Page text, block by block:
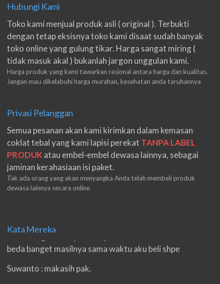
Hubungi Kami
Toko kami menjual produk asli ( original ). Terbukti
dengan tetap eksisnya toko kami disaat sudah banyak
toko online yang gulung tikar. Harga sangat miring (
tidak masuk akal ) bukanlah jargon unggulan kami.
Harga produk yang kami tawarkan rasional antara harga dan kualitas.
Jangan mau dikelabuhi harga murahan, kesehatan anda taruhannya
Privasi Pelanggan
Semua pesanan akan kami kirimkan dalam kemasan
coklat tebal yang kami lapisi perekat TANPA LABEL
PRODUKatau embel-embel dewasa lainnya, sebagai
jaminan kerahasiaan isi paket.
Tak ada orang yang akan menyangka Anda telah membeli produk
dewasa lainnya secara online
Kata Mereka
ketimbang marketplace, tapi disini beneran ori.
Suwanto : makasih pak.
ilham : privasi aman banget, bungkus paketnya